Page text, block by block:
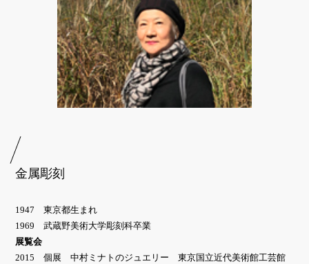
金属彫刻
1947 東京都生まれ
1969 武蔵野美術大学彫刻科卒業
展覧会
2015 個展 中村ミナトのジュエリー 東京国立近代美術館工芸館